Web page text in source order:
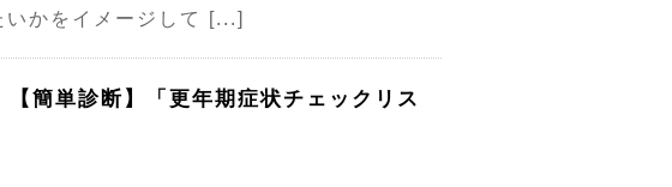
いかをイメージして [...]
簡単診断】「更年期症状チェックリス